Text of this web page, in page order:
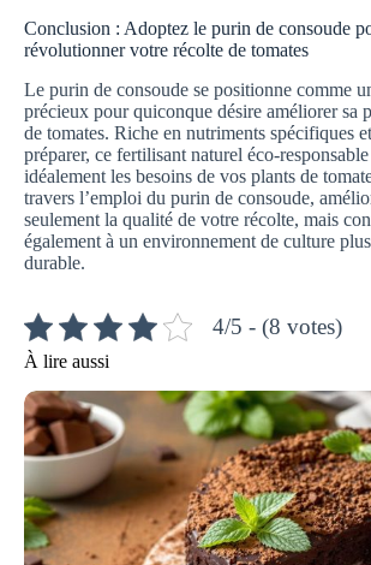
Conclusion : Adoptez le purin de consoude
révolutionner votre récolte de tomates
Le purin de consoude se positionne comme
précieux pour quiconque désire améliorer sa
de tomates. Riche en nutriments spécifiques
préparer, ce fertilisant naturel éco-
idéalement les besoins de vos plants de
travers l’emploi du purin de consoude,
seulement la qualité de votre récolte, mais
également à un environnement de culture
durable.
4/5 - (8 votes)
À lire aussi